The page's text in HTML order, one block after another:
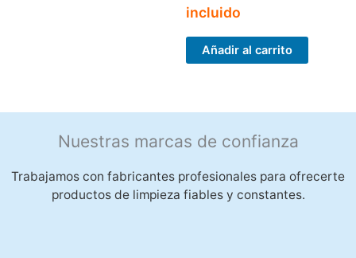
incluido
Añadir al carrito
Nuestras marcas de confianza
Trabajamos con fabricantes profesionales para ofrecerte
productos de limpieza fiables y constantes.